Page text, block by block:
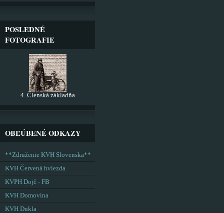
POSLEDNÉ
FOTOGRAFIE
4. Členská základňa
OBĽÚBENÉ ODKAZY
**Združenie KVH Slovenska**
KVH Červená hviezda
KVPH Dojč - FB
KVH Domovina
KVH Dukla